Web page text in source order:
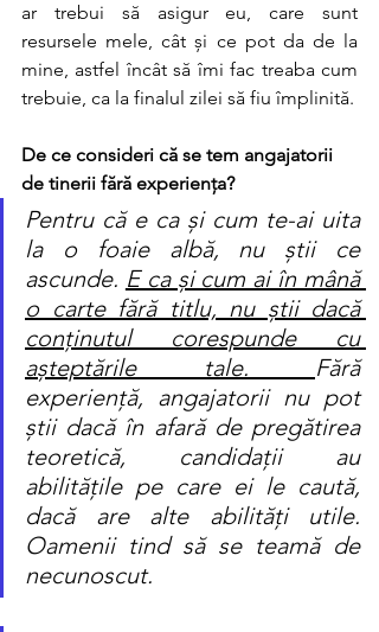
ar trebui să asigur eu, care sunt
resursele mele, cât și ce pot da de la
mine, astfel încât să îmi fac treaba cum
trebuie, ca la finalul zilei să fiu împlinită.
De ce consideri că se tem angajatorii
de tinerii fără experiența?
Pentru că e ca și cum te-ai uita
la o foaie albă, nu știi ce
ascunde. E ca și cum ai în mână
o carte fără titlu, nu știi dacă
conținutul corespunde cu
așteptările tale. Fără
experiență, angajatorii nu pot
știi dacă în afară de pregătirea
teoretică, candidații au
abilitățile pe care ei le caută,
dacă are alte abilități utile.
Oamenii tind să se teamă de
necunoscut.